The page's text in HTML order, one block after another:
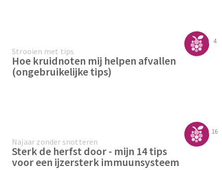
4
Strooien met tips
Hoe kruidnoten mij helpen afvallen
(ongebruikelijke tips)
16
Najaar zonder snotteren
Sterk de herfst door - mijn 14 tips
voor een ijzersterk immuunsysteem